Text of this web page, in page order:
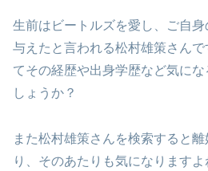
生前はビートルズを愛し、ご自
与えたと言われる松村雄策さん
てその経歴や出身学歴など気に
しょうか？
また松村雄策さんを検索すると
り、そのあたりも気になりますよ